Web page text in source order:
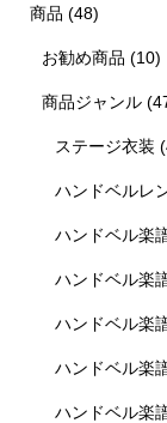
商品 (48)
お勧め商品 (10)
商品ジャンル
ステージ衣装
ハンドベルレ
ハンドベル楽
ハンドベル楽
ハンドベル楽
ハンドベル楽
ハンドベル楽